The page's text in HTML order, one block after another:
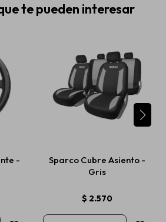
te pueden interesar
-
Sparco Cubre Asiento -
Gris
$ 2.570